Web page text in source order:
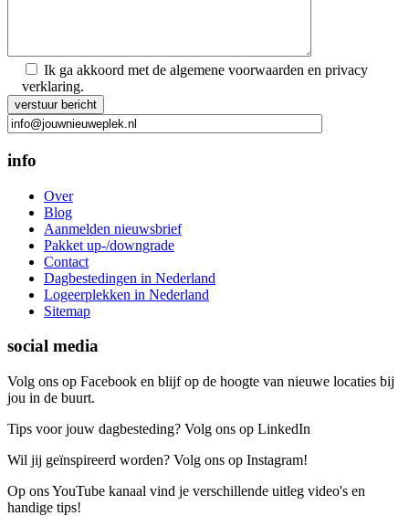
Ik ga akkoord met de algemene voorwaarden en privacy
verklaring.
Gelieve dit veld leeg te laten.
info
Over
Blog
Aanmelden nieuwsbrief
Pakket up-/downgrade
Contact
Dagbestedingen in Nederland
Logeerplekken in Nederland
Sitemap
social media
Volg ons op Facebook en blijf op de hoogte van nieuwe locaties bij
jou in de buurt.
Tips voor jouw dagbesteding? Volg ons op LinkedIn
Wil jij geïnspireerd worden? Volg ons op Instagram!
Op ons YouTube kanaal vind je verschillende uitleg video's en
handige tips!